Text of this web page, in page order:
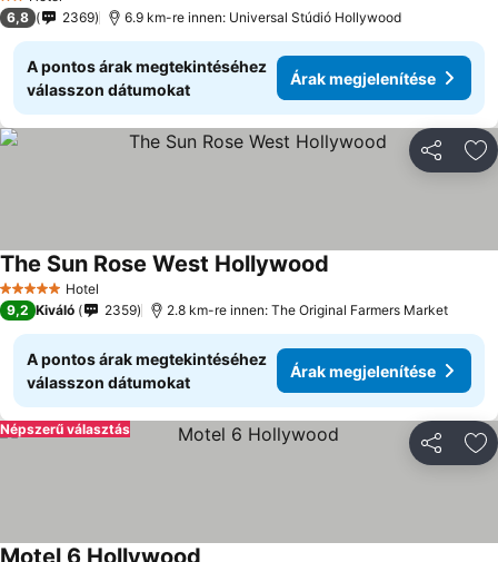
2 Kategória
6,8 2369 6.9 km-re innen: Universal Stúdió Hollywood
A pontos árak megtekintéséhez
válasszon dátumokat
Árak megjelenítése
5 KategóriaHotel
The Sun Rose West Hollywood
9,2 Kiváló 2359 2.8 km-re innen: The Original Farmers Market
A pontos árak megtekintéséhez
válasszon dátumokat
Árak megjelenítése
Népszerű választás
Motel 6 Hollywood